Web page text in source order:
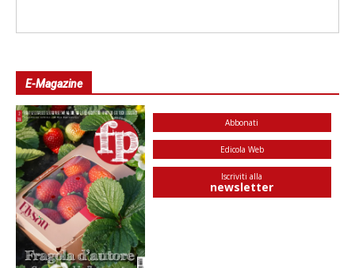
E-Magazine
Abbonati
Edicola Web
Iscriviti alla
newsletter